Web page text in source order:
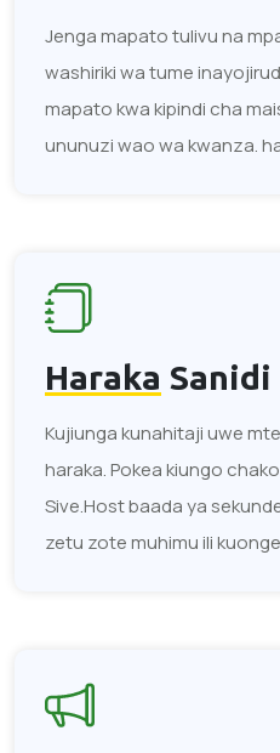
Jenga mapato tulivu na
washiriki wa tume
mapato kwa kipindi cha
ununuzi wao wa kwanza.
Haraka Sanidi
Kujiunga kunahitaji uwe
haraka. Pokea kiungo
Sive.Host baada ya
zetu zote muhimu ili